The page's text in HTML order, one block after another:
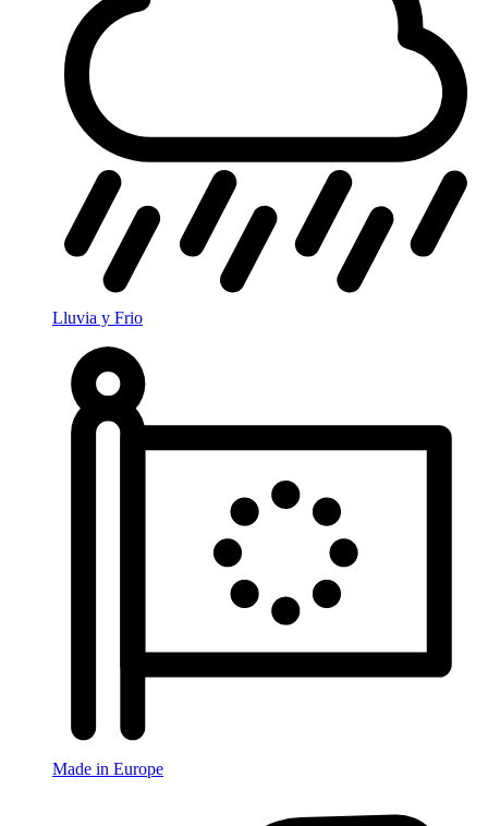
Lluvia y Frio
Made in Europe